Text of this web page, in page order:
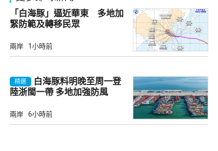
「白海豚」逼近華東 多地加
緊防範及轉移民眾
兩岸 1小時前
精選
白海豚料明晚至周一登
陸浙閩一帶 多地加強防風
兩岸 6小時前